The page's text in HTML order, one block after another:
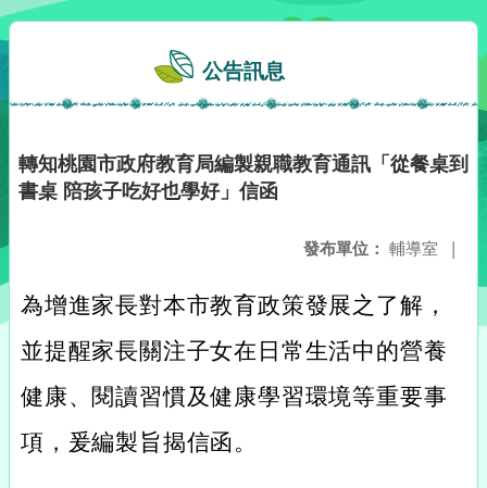
公告訊息
轉知桃園市政府教育局編製親職教育通訊「從餐桌到
書桌 陪孩子吃好也學好」信函
發布單位： 輔導室 |
為增進家長對本市教育政策發展之了解，
並提醒家長關注子女在日常生活中的營養
健康、閱讀習慣及健康學習環境等重要事
項，爰編製旨揭信函。